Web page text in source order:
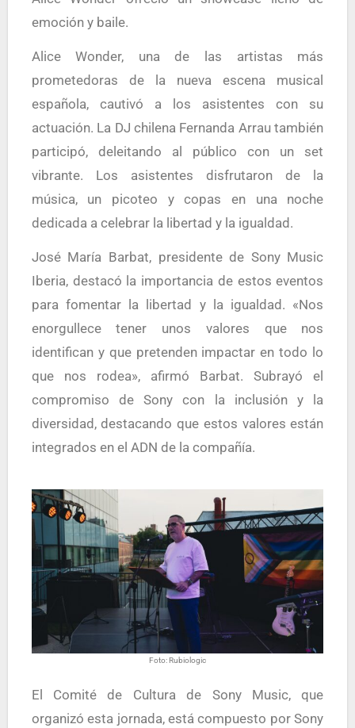
emoción y baile.
Alice Wonder, una de las artistas más
prometedoras de la nueva escena musical
española, cautivó a los asistentes con su
actuación. La DJ chilena Fernanda Arrau también
participó, deleitando al público con un set
vibrante. Los asistentes disfrutaron de la
música, un picoteo y copas en una noche
dedicada a celebrar la libertad y la igualdad.
José María Barbat, presidente de Sony Music
Iberia, destacó la importancia de estos eventos
para fomentar la libertad y la igualdad. «Nos
enorgullece tener unos valores que nos
identifican y que pretenden impactar en todo lo
que nos rodea», afirmó Barbat. Subrayó el
compromiso de Sony con la inclusión y la
diversidad, destacando que estos valores están
integrados en el ADN de la compañía.
Foto: Rubiologic
El Comité de Cultura de Sony Music, que
organizó esta jornada, está compuesto por Sony